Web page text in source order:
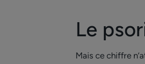
Le
Mais ce chiffre